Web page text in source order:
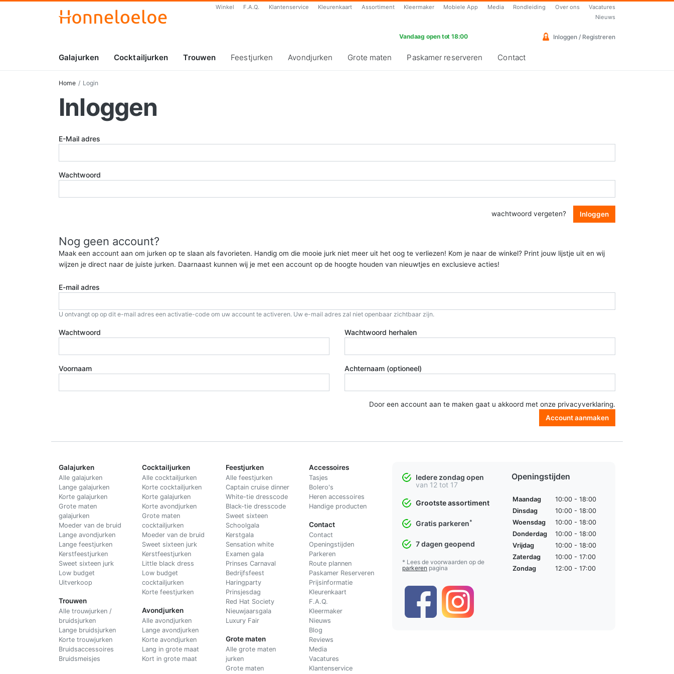
Winkel F.A.Q. Klantenservice Kleurenkaart Assortiment Kleermaker Mobiele App Media Rondleiding Over ons
Vacatures
Nieuws
Vandaag open tot 18:00 Inloggen / Registreren
Galajurken Cocktailjurken Trouwen Feestjurken Avondjurken Grote maten Paskamer reserveren Contact
Home Login
Inloggen
E-Mail adres
Wachtwoord
wachtwoord vergeten? Inloggen
Nog geen account?
Maak een account aan om jurken op te slaan als favorieten. Handig om die mooie jurk niet meer uit het oog te verliezen! Kom je naar de winkel? Print jouw lijstje uit en wij
wijzen je direct naar de juiste jurken. Daarnaast kunnen wij je met een account op de hoogte houden van nieuwtjes en exclusieve acties!
E-mail adres
U ontvangt op op dit e-mail adres een activatie-code om uw account te activeren. Uw e-mail adres zal niet openbaar zichtbaar zijn.
Wachtwoord Wachtwoord herhalen
Voornaam Achternaam (optioneel)
Door een account aan te maken gaat u akkoord met onze privacyverklaring.
Account aanmaken
Galajurken
Alle galajurken
Lange galajurken
Korte galajurken
Grote maten
galajurken
Moeder van de bruid
Lange avondjurken
Lange feestjurken
Kerstfeestjurken
Sweet sixteen jurk
Low budget
Uitverkoop
Trouwen
Alle trouwjurken /
bruidsjurken
Lange bruidsjurken
Korte trouwjurken
Bruidsaccessoires
Bruidsmeisjes
Cocktailjurken
Alle cocktailjurken
Korte cocktailjurken
Korte galajurken
Korte avondjurken
Grote maten
cocktailjurken
Moeder van de bruid
Sweet sixteen jurk
Kerstfeestjurken
Little black dress
Low budget
cocktailjurken
Korte feestjurken
Avondjurken
Alle avondjurken
Lange avondjurken
Korte avondjurken
Lang in grote maat
Kort in grote maat
Feestjurken
Alle feestjurken
Captain cruise dinner
White-tie dresscode
Black-tie dresscode
Sweet sixteen
Schoolgala
Kerstgala
Sensation white
Examen gala
Prinses Carnaval
Bedrijfsfeest
Haringparty
Prinsjesdag
Red Hat Society
Nieuwjaarsgala
Luxury Fair
Grote maten
Alle grote maten
jurken
Grote maten
Accessoires
Tasjes
Bolero's
Heren accessoires
Handige producten
Contact
Contact
Openingstijden
Parkeren
Route plannen
Paskamer Reserveren
Prijsinformatie
Kleurenkaart
F.A.Q.
Kleermaker
Nieuws
Blog
Reviews
Media
Vacatures
Klantenservice
Iedere zondag open
van 12 tot 17
Grootste assortiment
Gratis parkeren*
7 dagen geopend
* Lees de voorwaarden op de
parkeren pagina
Openingstijden
Maandag
10:00 - 18:00
Dinsdag
10:00 - 18:00
Woensdag
10:00 - 18:00
Donderdag
10:00 - 18:00
Vrijdag
10:00 - 18:00
Zaterdag
10:00 - 17:00
Zondag
12:00 - 17:00